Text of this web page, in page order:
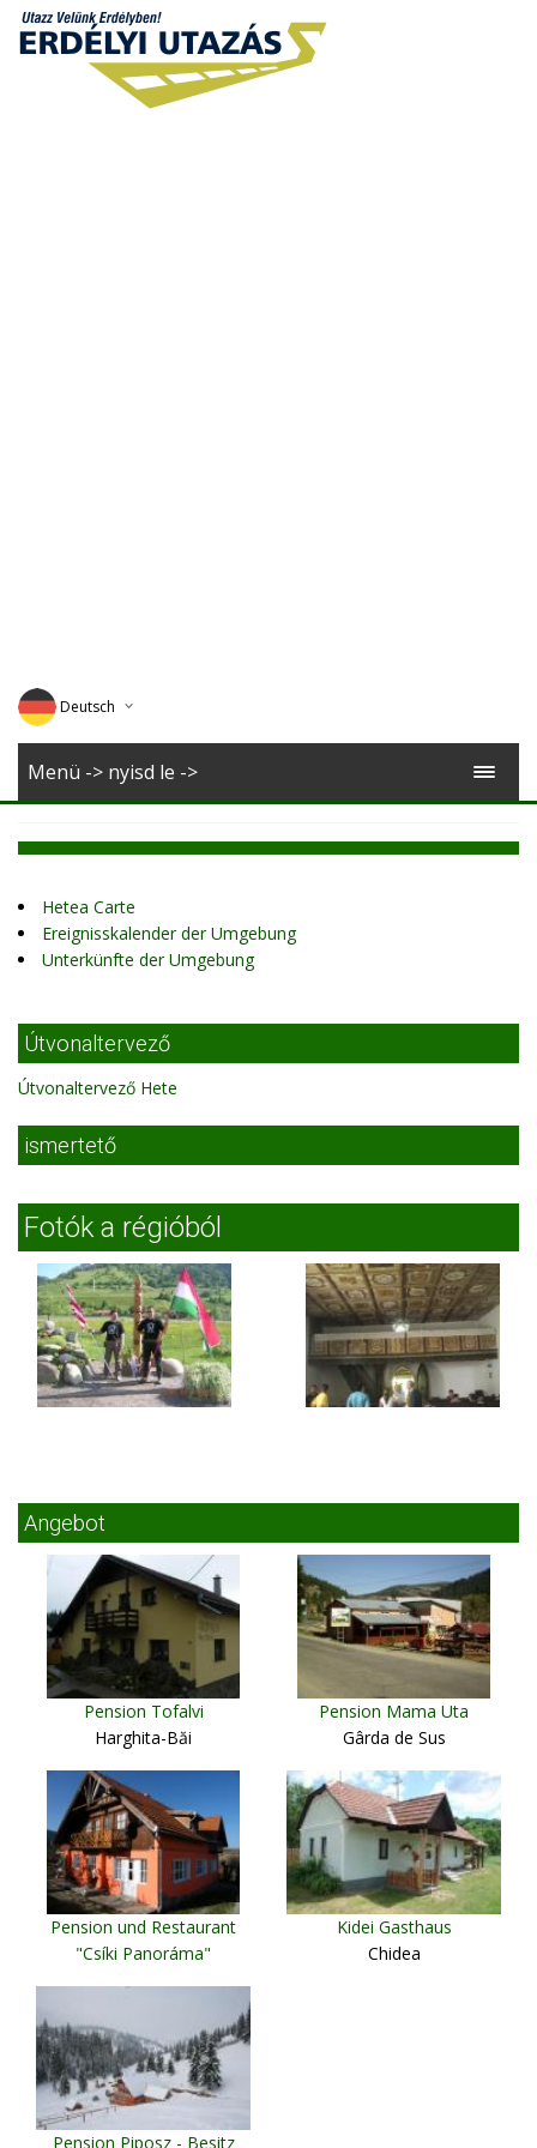
Deutsch
English
Menü -> nyisd le ->
Hetea Carte
Ereignisskalender der Umgebung
Unterkünfte der Umgebung
Útvonaltervező
Útvonaltervező Hete
ismertető
Fotók a régióból
Angebot
Pension Tofalvi
Harghita-Băi
Pension Mama Uta
Gârda de Sus
Pension und Restaurant
"Csíki Panoráma"
Kidei Gasthaus
Chidea
Pension Piposz - Besitz